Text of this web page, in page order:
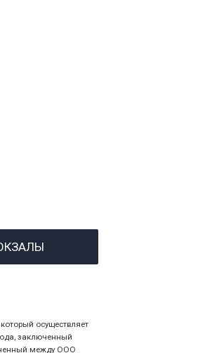
осуществляет
заключенный
между ООО